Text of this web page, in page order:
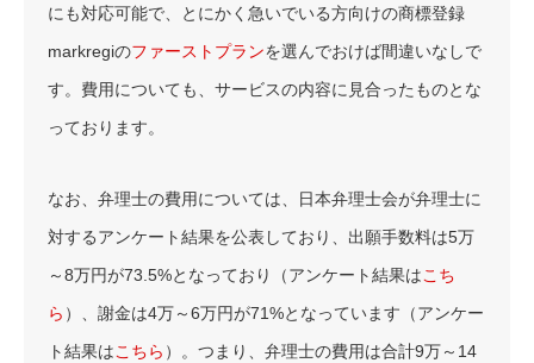
にも対応可能で、とにかく急いでいる方向けの商標登録
markregiのファーストプランを選んでおけば間違いなしで
す。費用についても、サービスの内容に見合ったものとな
っております。
なお、弁理士の費用については、日本弁理士会が弁理士に
対するアンケート結果を公表しており、出願手数料は5万
～8万円が73.5%となっており（アンケート結果はこち
ら ）、謝金は4万～6万円が71%となっています（アンケー
ト結果はこちら ）。つまり、弁理士の費用は合計9万～14